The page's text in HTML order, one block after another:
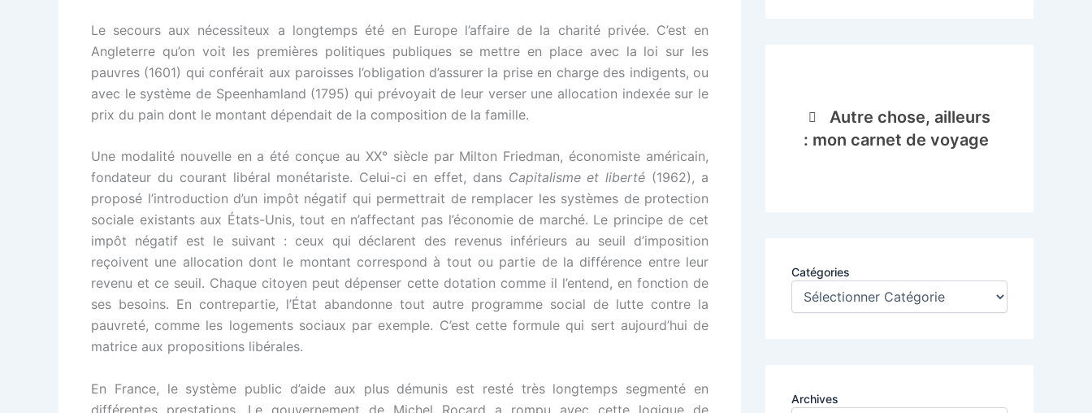
Le secours aux nécessiteux a longtemps été en Europe l’affaire de la charité privée. C’est en
Angleterre qu’on voit les premières politiques publiques se mettre en place avec la loi sur les
pauvres (1601) qui conférait aux paroisses l’obligation d’assurer la prise en charge des indigents, ou
avec le système de Speenhamland (1795) qui prévoyait de leur verser une allocation indexée sur le
prix du pain dont le montant dépendait de la composition de la famille.
Une modalité nouvelle en a été conçue au XX° siècle par Milton Friedman, économiste américain,
fondateur du courant libéral monétariste. Celui-ci en effet, dans Capitalisme et liberté (1962), a
proposé l’introduction d’un impôt négatif qui permettrait de remplacer les systèmes de protection
sociale existants aux États-Unis, tout en n’affectant pas l’économie de marché. Le principe de cet
impôt négatif est le suivant : ceux qui déclarent des revenus inférieurs au seuil d’imposition
reçoivent une allocation dont le montant correspond à tout ou partie de la différence entre leur
revenu et ce seuil. Chaque citoyen peut dépenser cette dotation comme il l’entend, en fonction de
ses besoins. En contrepartie, l’État abandonne tout autre programme social de lutte contre la
pauvreté, comme les logements sociaux par exemple. C’est cette formule qui sert aujourd’hui de
matrice aux propositions libérales.
En France, le système public d’aide aux plus démunis est resté très longtemps segmenté en
Autre chose, ailleurs
: mon carnet de voyage
Catégories
Archives